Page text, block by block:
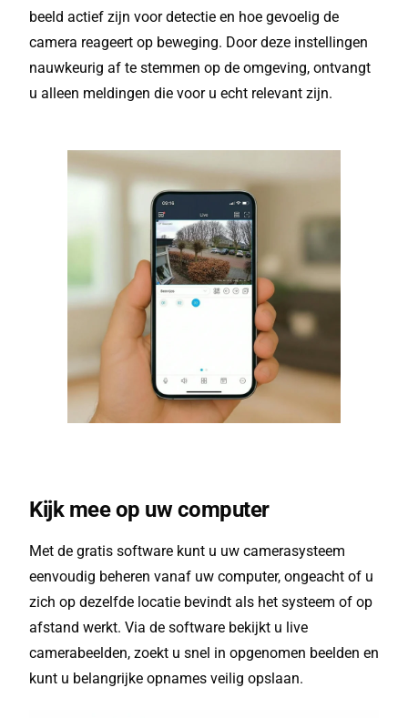
beeld actief zijn voor detectie en hoe gevoelig de
camera reageert op beweging. Door deze instellingen
nauwkeurig af te stemmen op de omgeving, ontvangt
u alleen meldingen die voor u echt relevant zijn.
Kijk mee op uw computer
Met de gratis software kunt u uw camerasysteem
eenvoudig beheren vanaf uw computer, ongeacht of u
zich op dezelfde locatie bevindt als het systeem of op
afstand werkt. Via de software bekijkt u live
camerabeelden, zoekt u snel in opgenomen beelden en
kunt u belangrijke opnames veilig opslaan.